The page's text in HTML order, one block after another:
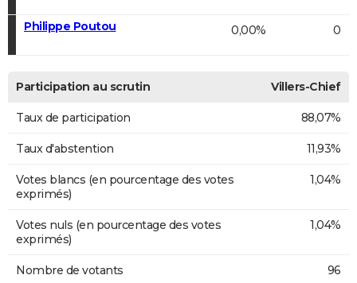
Philippe Poutou 0,00% 0
Participation au scrutin Villers-Chief
Taux de participation 88,07%
Taux d'abstention 11,93%
Votes blancs (en pourcentage des votes
exprimés)
1,04%
Votes nuls (en pourcentage des votes
exprimés)
1,04%
Nombre de votants 96